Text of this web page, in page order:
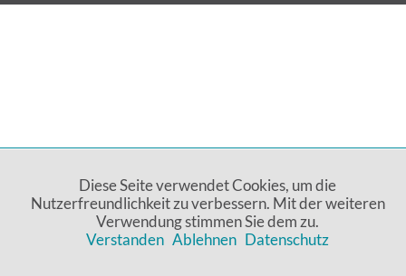
Diese Seite verwendet Cookies, um die
Nutzerfreundlichkeit zu verbessern. Mit der weiteren
Verwendung stimmen Sie dem zu.
Verstanden Ablehnen Datenschutz